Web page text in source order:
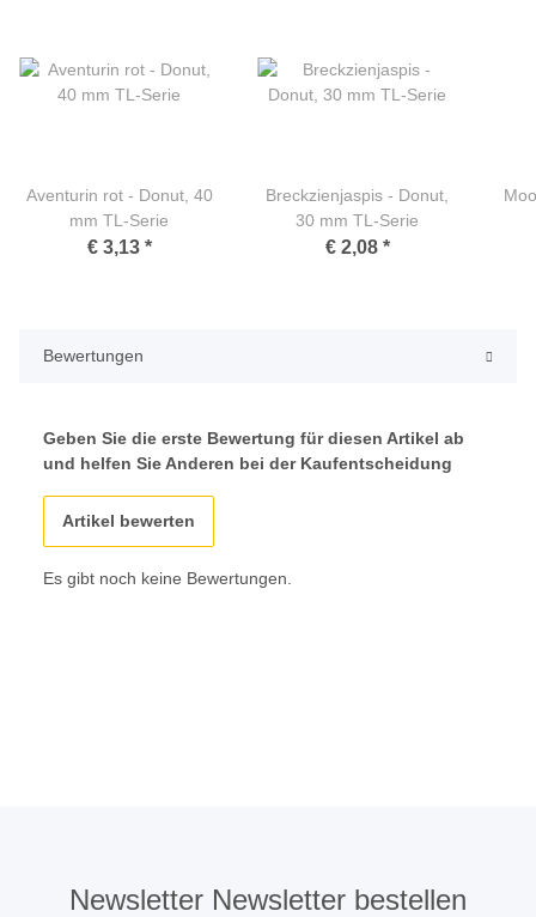
Bewertungen
Geben Sie die erste Bewertung für diesen Artikel ab
und helfen Sie Anderen bei der Kaufentscheidung
Artikel bewerten
Es gibt noch keine Bewertungen.
Aventurin rot - Donut, 40
mm TL-Serie
€ 3,13 *
Breckzienjaspis - Donut,
30 mm TL-Serie
€ 2,08 *
Newsletter Newsletter bestellen